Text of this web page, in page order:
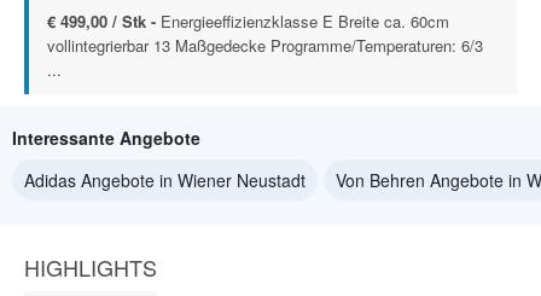
€ 499,00 / Stk - Energieeffizienzklasse E Breite ca. 60cm
vollintegrierbar 13 Maßgedecke Programme/Temperaturen: 6/3
...
Interessante Angebote
Adidas Angebote in Wiener Neustadt
Von Behren Angebote in
HIGHLIGHTS